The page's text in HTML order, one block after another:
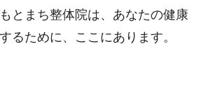
とまち整体院は、あなたの健康
るために、ここにあります。